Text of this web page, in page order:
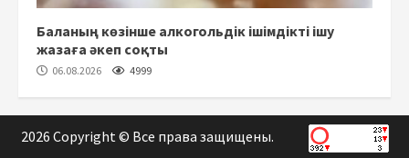
Баланың көзінше алкогольдік ішімдікті ішу
жазаға әкеп соқты
06.08.2026 4999
2026 Copyright © Все права защищены.